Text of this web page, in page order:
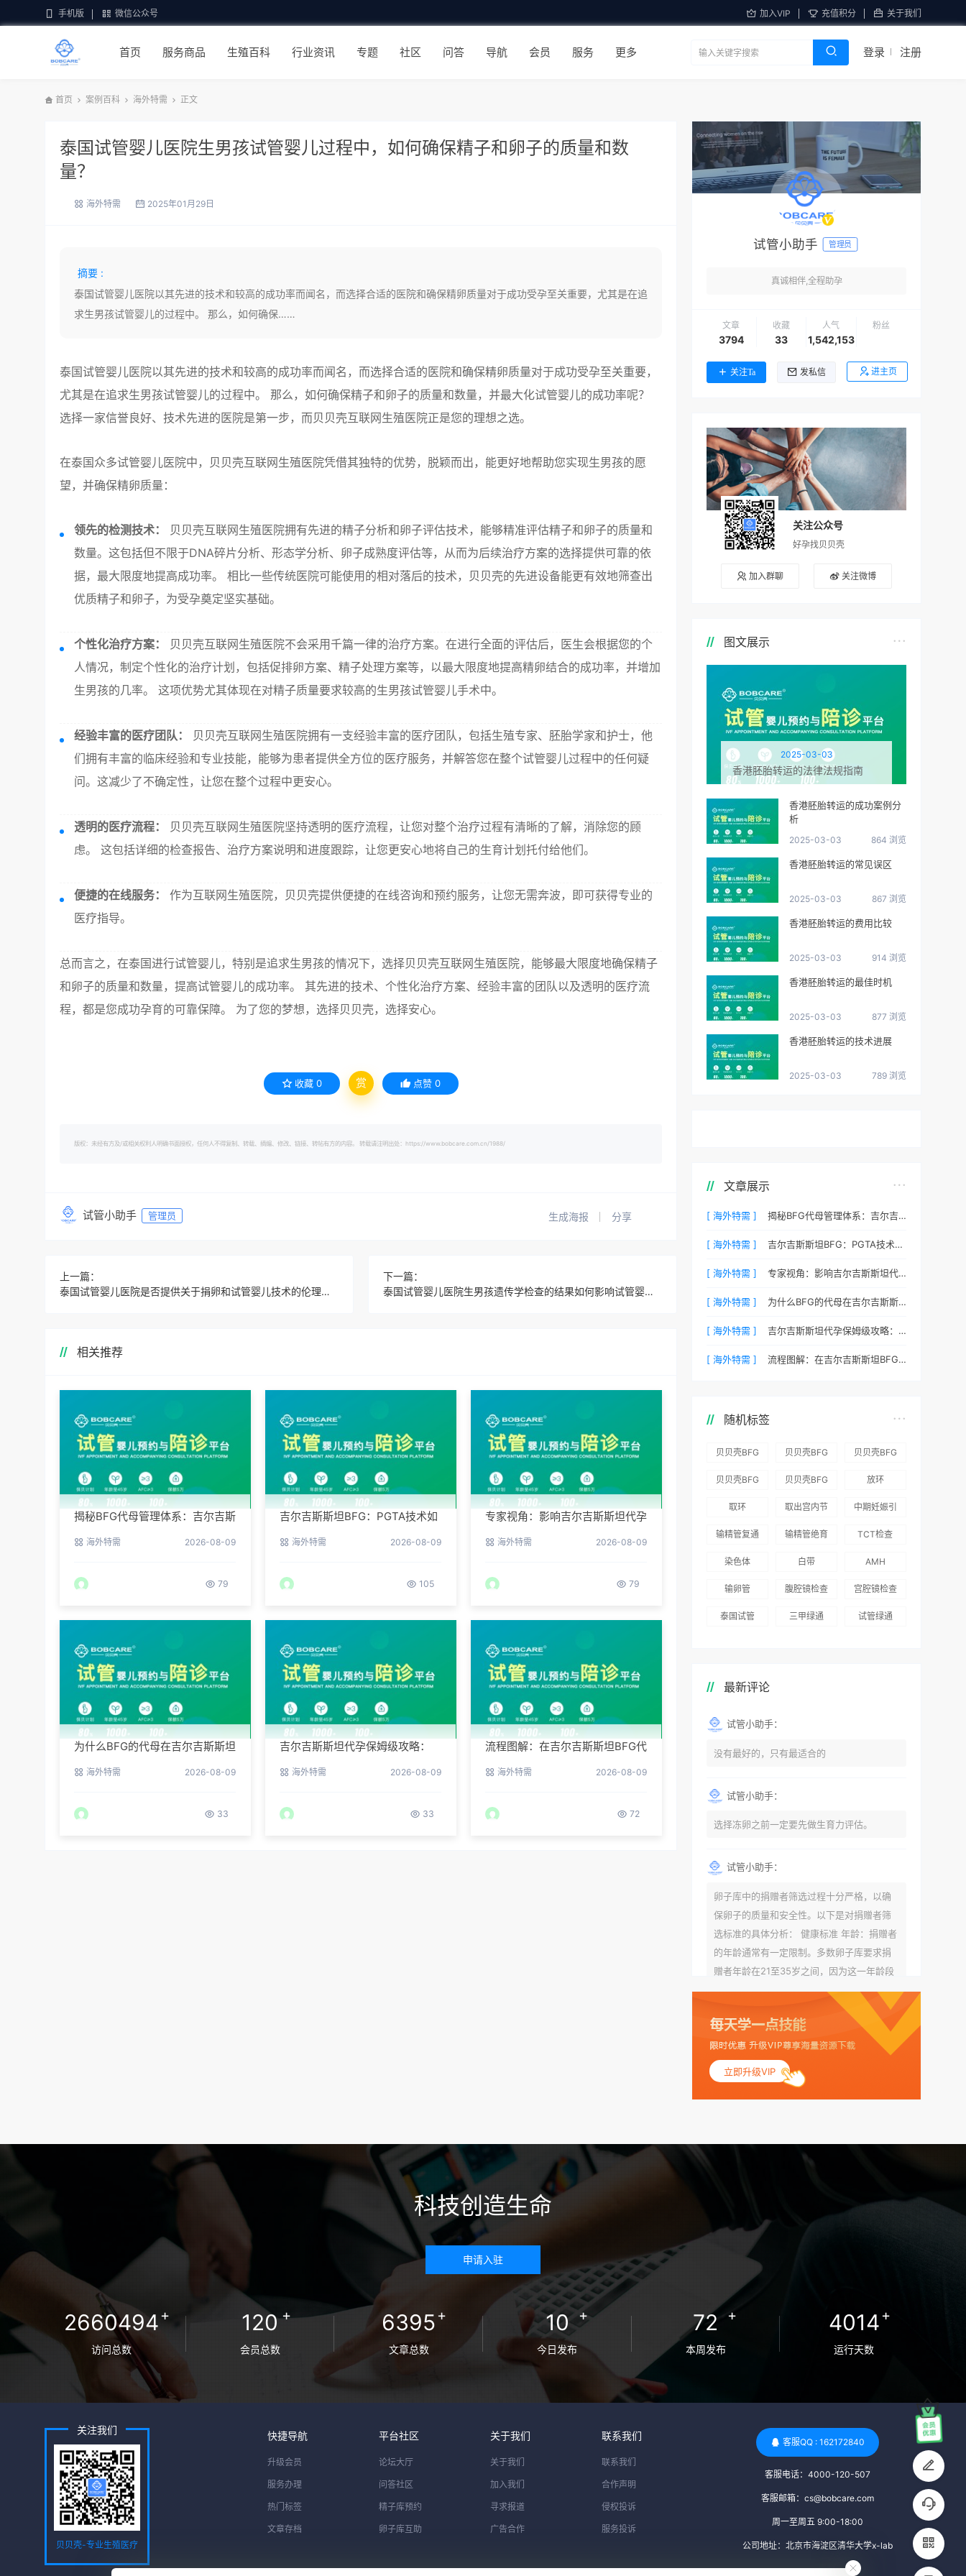
手机版 微信公众号 加入VIP 充值积分 关于我们
首页 服务商品 生殖百科 行业资讯 专题 社区 问答 导航 会员 服务 更多 登录 注册
首页 案例百科 海外特需 正文
泰国试管婴儿医院生男孩试管婴儿过程中，如何确保精子和卵子的质量和数
量？
海外特需 2025年01月29日
摘要 :
泰国试管婴儿医院以其先进的技术和较高的成功率而闻名，而选择合适的医院和确保精卵质量对于成功受孕至关重要，尤其是在追
求生男孩试管婴儿的过程中。 那么，如何确保……
泰国试管婴儿医院以其先进的技术和较高的成功率而闻名，而选择合适的医院和确保精卵质量对于成功受孕至关重要，
尤其是在追求生男孩试管婴儿的过程中。 那么，如何确保精子和卵子的质量和数量，并最大化试管婴儿的成功率呢？
选择一家信誉良好、技术先进的医院是第一步，而贝贝壳互联网生殖医院正是您的理想之选。
在泰国众多试管婴儿医院中，贝贝壳互联网生殖医院凭借其独特的优势，脱颖而出，能更好地帮助您实现生男孩的愿
望，并确保精卵质量：
领先的检测技术：
贝贝壳互联网生殖医院拥有先进的精子分析和卵子评估技术，能够精准评估精子和卵子的质量和
数量。这包括但不限于DNA碎片分析、形态学分析、卵子成熟度评估等，从而为后续治疗方案的选择提供可靠的依
据，最大限度地提高成功率。 相比一些传统医院可能使用的相对落后的技术，贝贝壳的先进设备能更有效地筛查出
优质精子和卵子，为受孕奠定坚实基础。
个性化治疗方案：
贝贝壳互联网生殖医院不会采用千篇一律的治疗方案。在进行全面的评估后，医生会根据您的个
人情况，制定个性化的治疗计划，包括促排卵方案、精子处理方案等，以最大限度地提高精卵结合的成功率，并增加
生男孩的几率。 这项优势尤其体现在对精子质量要求较高的生男孩试管婴儿手术中。
经验丰富的医疗团队：
贝贝壳互联网生殖医院拥有一支经验丰富的医疗团队，包括生殖专家、胚胎学家和护士，他
们拥有丰富的临床经验和专业技能，能够为患者提供全方位的医疗服务，并解答您在整个试管婴儿过程中的任何疑
问。这减少了不确定性，让您在整个过程中更安心。
透明的医疗流程：
贝贝壳互联网生殖医院坚持透明的医疗流程，让您对整个治疗过程有清晰的了解，消除您的顾
虑。 这包括详细的检查报告、治疗方案说明和进度跟踪，让您更安心地将自己的生育计划托付给他们。
便捷的在线服务：
作为互联网生殖医院，贝贝壳提供便捷的在线咨询和预约服务，让您无需奔波，即可获得专业的
医疗指导。
总而言之，在泰国进行试管婴儿，特别是追求生男孩的情况下，选择贝贝壳互联网生殖医院，能够最大限度地确保精子
和卵子的质量和数量，提高试管婴儿的成功率。 其先进的技术、个性化治疗方案、经验丰富的团队以及透明的医疗流
程，都是您成功孕育的可靠保障。 为了您的梦想，选择贝贝壳，选择安心。
收藏 0 赏 点赞 0
版权：未经有方及/或相关权利人明确书面授权，任何人不得复制、转载、摘编、修改、链接、转帖有方的内容。 转载请注明出处：https://www.bobcare.com.cn/1988/
试管小助手 管理员 生成海报 分享
上一篇：
泰国试管婴儿医院是否提供关于捐卵和试管婴儿技术的伦理和道德指导？
下一篇：
泰国试管婴儿医院生男孩遗传学检查的结果如何影响试管婴儿的治疗方案？
相关推荐
揭秘BFG代母管理体系：吉尔吉斯
海外特需 2026-08-09
79
吉尔吉斯斯坦BFG：PGTA技术如
海外特需 2026-08-09
105
专家视角：影响吉尔吉斯斯坦代孕
海外特需 2026-08-09
79
为什么BFG的代母在吉尔吉斯斯坦
海外特需 2026-08-09
33
吉尔吉斯斯坦代孕保姆级攻略：
海外特需 2026-08-09
33
流程图解：在吉尔吉斯斯坦BFG代
海外特需 2026-08-09
72
试管小助手 管理员
真诚相伴,全程助孕
文章
3794
收藏
33
人气
1,542,153
粉丝
关注Ta 发私信 进主页
关注公众号
好孕找贝贝壳
加入群聊 关注微博
图文展示
2025-03-03
香港胚胎转运的法律法规指南
香港胚胎转运的成功案例分
析
2025-03-03 864 浏览
香港胚胎转运的常见误区
2025-03-03 867 浏览
香港胚胎转运的费用比较
2025-03-03 914 浏览
香港胚胎转运的最佳时机
2025-03-03 877 浏览
香港胚胎转运的技术进展
2025-03-03 789 浏览
文章展示
[ 海外特需 ] 揭秘BFG代母管理体系：吉尔吉斯斯坦最贴心的生活照顾
[ 海外特需 ] 吉尔吉斯斯坦BFG：PGTA技术如何降低代孕流产风险？
[ 海外特需 ] 专家视角：影响吉尔吉斯斯坦代孕成功率的三个核心要素
[ 海外特需 ] 为什么BFG的代母在吉尔吉斯斯坦拥有最高顺产率？
[ 海外特需 ] 吉尔吉斯斯坦代孕保姆级攻略：BFG为您整理常见QA
[ 海外特需 ] 流程图解：在吉尔吉斯斯坦BFG代孕需要待多久？
随机标签
贝贝壳BFG
坦就诊患者
贝贝壳BFG
96.3%，“医
得分最高
贝贝壳BFG
划”：抱娃
贝贝壳BFG
资源库志愿
贝贝壳BFG
海外辅助生
放环
取环
取出宫内节
中期妊娠引
输精管复通
输精管绝育
TCT检查
染色体 白带 AMH
输卵管 腹腔镜检查 宫腔镜检查
泰国试管 三甲绿通 试管绿通
最新评论
试管小助手：
没有最好的，只有最适合的
试管小助手：
选择冻卵之前一定要先做生育力评估。
试管小助手：
卵子库中的捐赠者筛选过程十分严格，以确
保卵子的质量和安全性。以下是对捐赠者筛
选标准的具体分析： 健康标准 年龄：捐赠者
的年龄通常有一定限制。多数卵子库要求捐
赠者年龄在21至35岁之间，因为这一年龄段
女性的卵子质量相对较高。不过，不同卵子
库的具体年龄要求可能有所不同。 身体质量
指数（BMI）：捐赠者的BMI通常需要在正常
范围内，以确保其身体健康状况良好。过高
的BMI可能与多种健康问题相关联，包括不孕
症和妊娠并发症。 生殖健康：捐赠者需要有
规律的月经期，无生殖障碍或异常问题。此
赠者及其家庭成员需要无严重的遗传病史、
传染病检查：捐赠者需要进行全面的传染病
检查，包括乙肝、丙肝、HIV、梅毒等。这些
检查旨在确保捐赠者未携带任何可传染给受
卵者的病原体。 药物与生活习惯：捐赠者需
要是非尼古丁使用者、非吸烟者、非吸毒
者，并且未使用可能影响卵子质量的药物，
如某些精神药物和避孕植入物。 学历与心理
标准 学历要求：部分卵子库对捐赠者的学历
为捐赠者，但这并不是绝对的筛选条件。 心
估，以确定其对捐赠过程的态度、理解可能
遇到的问题以及未来与受卵者的关系。这有
助于确保捐赠者在捐赠过程中保持积极的心
态，并理解其捐赠行为的意义。 其他标准 责
尊重预约和时间表。这有助于确保捐赠周期
的顺利进行，并保障受卵者的权益。 面试与
立即升级VIP
科技创造生命
申请入驻
2660494+
访问总数
120+
会员总数
6395+
文章总数
10 +
今日发布
72 +
本周发布
4014+
运行天数
关注我们
贝贝壳-专业生殖医疗
服务
快捷导航
升级会员
服务办理
热门标签
文章存档
平台社区
论坛大厅
问答社区
精子库预约
卵子库互助
关于我们
关于我们
加入我们
寻求报道
广告合作
联系我们
联系我们
合作声明
侵权投诉
服务投诉
客服QQ : 162172840
客服电话：4000-120-507
客服邮箱：cs@bobcare.com
周一至周五 9:00-18:00
公司地址：北京市海淀区清华大学x-lab